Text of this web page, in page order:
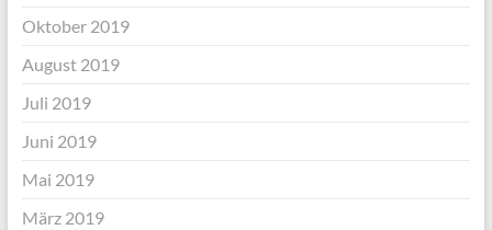
Oktober 2019
August 2019
Juli 2019
Juni 2019
Mai 2019
März 2019